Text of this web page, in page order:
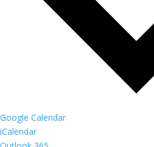
Google Calendar
iCalendar